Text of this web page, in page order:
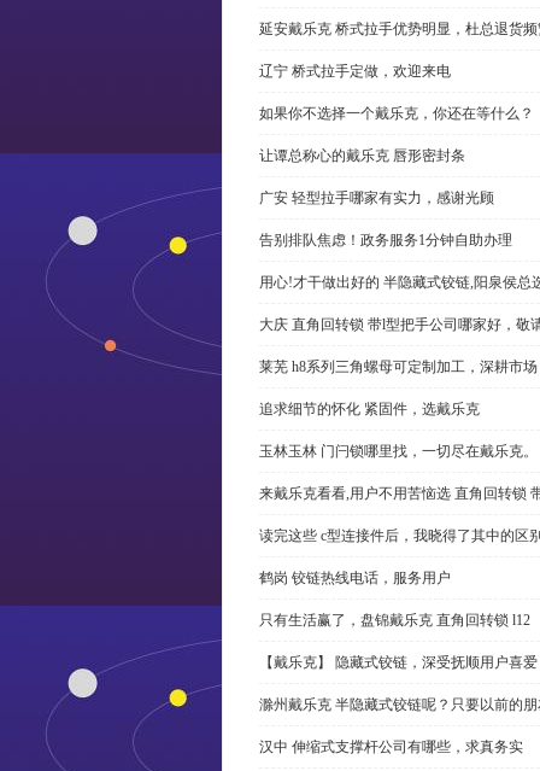
延安戴乐克 桥式拉手优势明显，杜总退货
辽宁 桥式拉手定做，欢迎来电
如果你不选择一个戴乐克，你还在等什么？
让谭总称心的戴乐克 唇形密封条
广安 轻型拉手哪家有实力，感谢光顾
告别排队焦虑！政务服务1分钟自助办理
用心!才干做出好的 半隐藏式铰链,阳泉侯总
大庆 直角回转锁 带l型把手公司哪家好，敬
莱芜 h8系列三角螺母可定制加工，深耕市场
追求细节的怀化 紧固件，选戴乐克
玉林玉林 门闩锁哪里找，一切尽在戴乐克。
来戴乐克看看,用户不用苦恼选 直角回转锁
读完这些 c型连接件后，我晓得了其中的区
鹤岗 铰链热线电话，服务用户
只有生活赢了，盘锦戴乐克 直角回转锁 l12
【戴乐克】 隐藏式铰链，深受抚顺用户喜
滁州戴乐克 半隐藏式铰链呢？只要以前的
汉中 伸缩式支撑杆公司有哪些，求真务实